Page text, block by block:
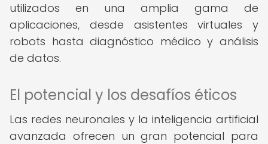
utilizados en una amplia gama de
aplicaciones, desde asistentes virtuales y
robots hasta diagnóstico médico y análisis
de datos.
El potencial y los desafíos éticos
Las redes neuronales y la inteligencia artificial
avanzada ofrecen un gran potencial para